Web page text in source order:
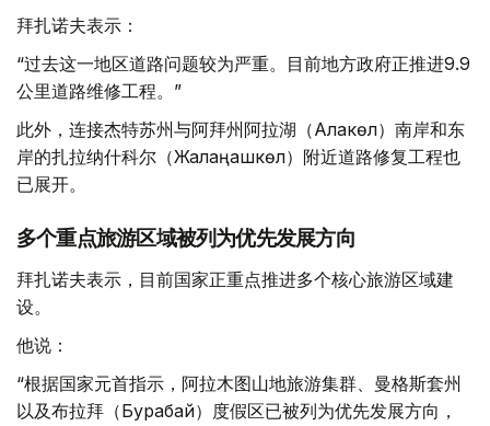
拜扎诺夫表示：
“过去这一地区道路问题较为严重。目前地方政府正推进9.9
公里道路维修工程。”
此外，连接杰特苏州与阿拜州阿拉湖（Алакөл）南岸和东
岸的扎拉纳什科尔（Жалаңашкөл）附近道路修复工程也
已展开。
多个重点旅游区域被列为优先发展方向
拜扎诺夫表示，目前国家正重点推进多个核心旅游区域建
设。
他说：
“根据国家元首指示，阿拉木图山地旅游集群、曼格斯套州
以及布拉拜（Бурабай）度假区已被列为优先发展方向，